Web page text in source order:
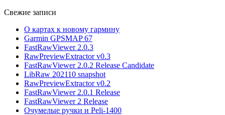
Свежие записи
О картах к новому гармину
Garmin GPSMAP 67
FastRawViewer 2.0.3
RawPreviewExtractor v0.3
FastRawViewer 2.0.2 Release Candidate
LibRaw 202110 snapshot
RawPreviewExtractor v0.2
FastRawViewer 2.0.1 Release
FastRawViewer 2 Release
Очумелые ручки и Peli-1400